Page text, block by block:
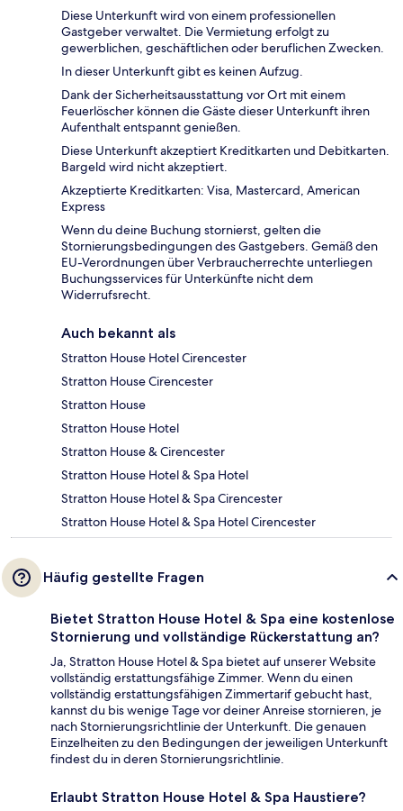
Diese Unterkunft wird von einem professionellen
Gastgeber verwaltet. Die Vermietung erfolgt zu
gewerblichen, geschäftlichen oder beruflichen Zwecken.
In dieser Unterkunft gibt es keinen Aufzug.
Dank der Sicherheitsausstattung vor Ort mit einem
Feuerlöscher können die Gäste dieser Unterkunft ihren
Aufenthalt entspannt genießen.
Diese Unterkunft akzeptiert Kreditkarten und Debitkarten.
Bargeld wird nicht akzeptiert.
Akzeptierte Kreditkarten: Visa, Mastercard, American
Express
Wenn du deine Buchung stornierst, gelten die
Stornierungsbedingungen des Gastgebers. Gemäß den
EU-Verordnungen über Verbraucherrechte unterliegen
Buchungsservices für Unterkünfte nicht dem
Widerrufsrecht.
Auch bekannt als
Stratton House Hotel Cirencester
Stratton House Cirencester
Stratton House
Stratton House Hotel
Stratton House & Cirencester
Stratton House Hotel & Spa Hotel
Stratton House Hotel & Spa Cirencester
Stratton House Hotel & Spa Hotel Cirencester
Häufig gestellte Fragen
Bietet Stratton House Hotel & Spa eine kostenlose
Stornierung und vollständige Rückerstattung an?
Ja, Stratton House Hotel & Spa bietet auf unserer Website
vollständig erstattungsfähige Zimmer. Wenn du einen
vollständig erstattungsfähigen Zimmertarif gebucht hast,
kannst du bis wenige Tage vor deiner Anreise stornieren, je
nach Stornierungsrichtlinie der Unterkunft. Die genauen
Einzelheiten zu den Bedingungen der jeweiligen Unterkunft
findest du in deren Stornierungsrichtlinie.
Erlaubt Stratton House Hotel & Spa Haustiere?